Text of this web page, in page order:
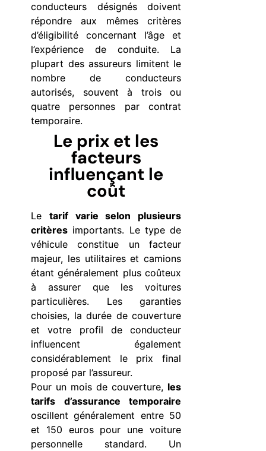
conducteurs désignés doivent
répondre aux mêmes critères
d’éligibilité concernant l’âge et
l’expérience de conduite. La
plupart des assureurs limitent le
nombre de conducteurs
autorisés, souvent à trois ou
quatre personnes par contrat
temporaire.
Le prix et les
facteurs
influençant le
coût
Le tarif varie selon plusieurs
critères importants. Le type de
véhicule constitue un facteur
majeur, les utilitaires et camions
étant généralement plus coûteux
à assurer que les voitures
particulières. Les garanties
choisies, la durée de couverture
et votre profil de conducteur
influencent également
considérablement le prix final
proposé par l’assureur.
Pour un mois de couverture, les
tarifs d’assurance temporaire
oscillent généralement entre 50
et 150 euros pour une voiture
personnelle standard. Un